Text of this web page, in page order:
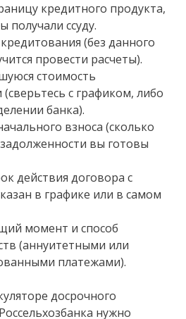
кредитного продукта,
получали ссуду.
(без данного
провести расчеты).
стоимость
с графиком, либо
банка).
взноса (сколько
вы готовы
действия договора с
в графике или в самом
момент и способ
(аннуитетными или
платежами).
досрочного
нужно